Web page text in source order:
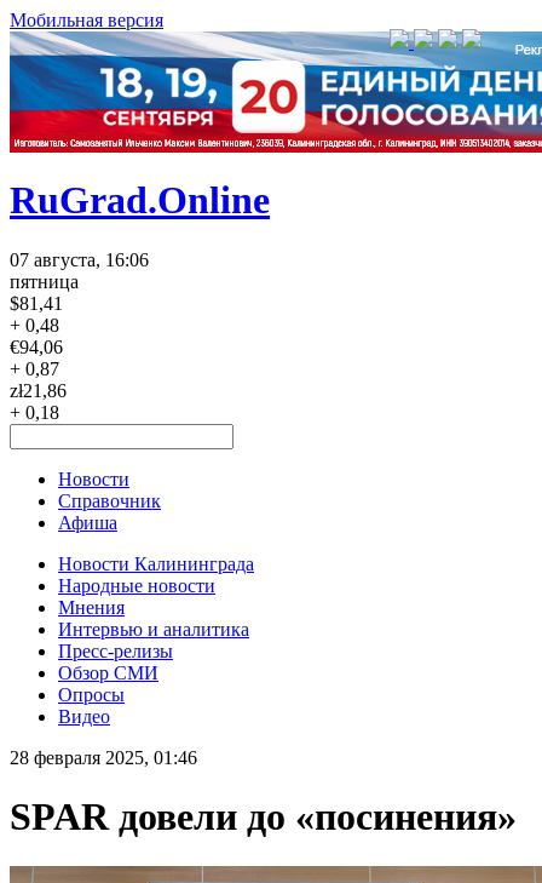
Мобильная версия
RuGrad.Online
07 августа, 16:06
пятница
$81,41
+ 0,48
€94,06
+ 0,87
zł21,86
+ 0,18
Новости
Справочник
Афиша
Новости Калининграда
Народные новости
Мнения
Интервью и аналитика
Пресс-релизы
Обзор СМИ
Опросы
Видео
28 февраля 2025, 01:46
SPAR довели до «посинения»